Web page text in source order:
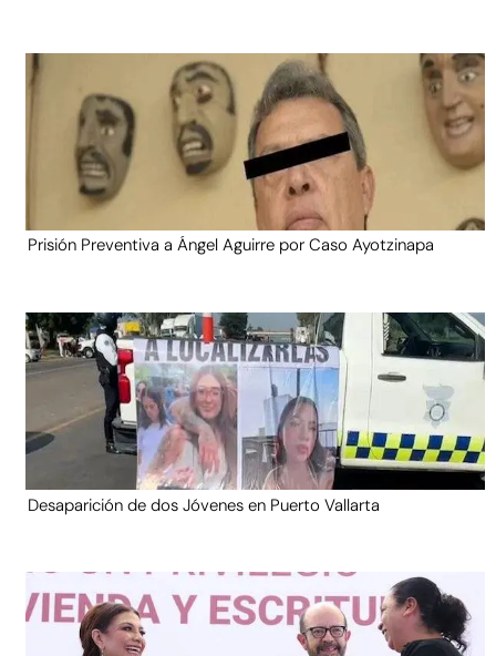
Prisión Preventiva a Ángel Aguirre por Caso Ayotzinapa
Desaparición de dos Jóvenes en Puerto Vallarta